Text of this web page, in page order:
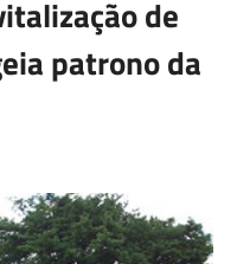
de
patrono da